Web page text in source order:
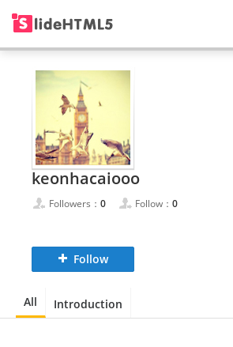
keonhacaiooo
Followers： 0 Follow： 0
Follow
All Introduction